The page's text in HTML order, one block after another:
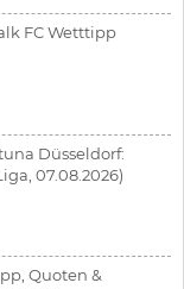
FC Wetttipp
Düsseldorf:
07.08.2026)
Quoten &